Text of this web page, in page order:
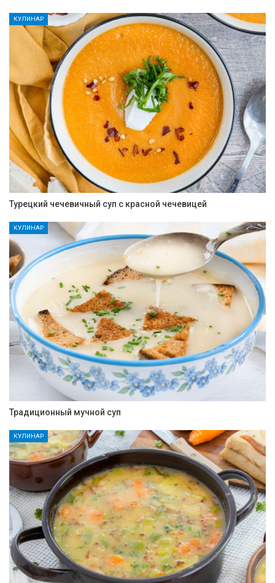
КУЛИНАР
Турецкий чечевичный суп с красной чечевицей
КУЛИНАР
Традиционный мучной суп
КУЛИНАР